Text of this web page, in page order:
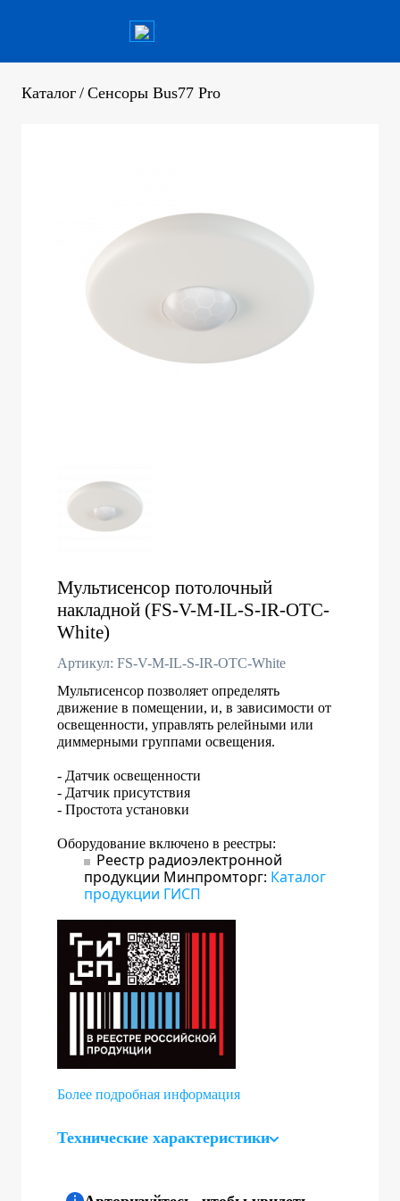
Каталог / Сенсоры Bus77 Pro
Мультисенсор потолочный
накладной (FS-V-M-IL-S-IR-OTC-
White)
Артикул: FS-V-M-IL-S-IR-OTC-White
Мультисенсор позволяет определять
движение в помещении, и, в зависимости от
освещенности, управлять релейными или
диммерными группами освещения.
- Датчик освещенности
- Датчик присутствия
- Простота установки
Оборудование включено в реестры:
Реестр радиоэлектронной
продукции Минпромторг: Каталог
продукции ГИСП
Более подробная информация
Технические характеристики